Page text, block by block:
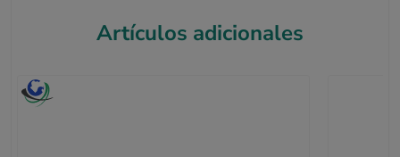
Artículos adicionales